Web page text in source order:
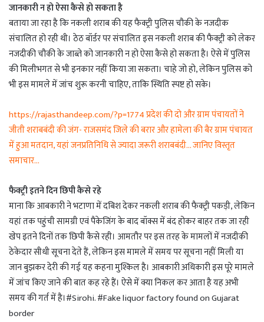
जानकारी न हो ऐसा कैसे हो सकता है
बताया जा रहा है कि नकली शराब की यह फैक्ट्री पुलिस चौकी के नजदीक
संचालित हो रही थी। ठेठ बॉर्डर पर संचालित इस नकली शराब की फैक्ट्री को लेकर
नजदीकी चौकी के जाब्ते को जानकारी न हो ऐसा कैसे हो सकता है। ऐसे में पुलिस
की मिलीभगत से भी इनकार नहीं किया जा सकता। चाहे जो हो, लेकिन पुलिस को
भी इस मामले में जांच शुरू करनी चाहिए, ताकि स्थिति स्पष्ट हो सके।
https://rajasthandeep.com/?p=1774 प्रदेश की दो और ग्राम पंचायतों ने
जीती शराबबंदी की जंग- राजसमंद जिले की बरार और हामेला की बैर ग्राम पंचायत
में हुआ मतदान, यहां जनप्रतिनिधि से ज्यादा जरूरी शराबबंदी… जानिए विस्तृत
समाचार…
फैक्ट्री इतने दिन छिपी कैसे रहे
माना कि आबकारी ने भटाणा में दबिश देकर नकली शराब की फैक्ट्री पकड़ी, लेकिन
यहां तक पहुंची सामग्री एवं पैकेजिंग के बाद बॉक्स में बंद होकर बाहर तक जा रही
खेप इतने दिनों तक छिपी कैसे रही। आमतौर पर इस तरह के मामलों में नजदीकी
ठेकेदार सीधी सूचना देते हैं, लेकिन इस मामले में समय पर सूचना नहीं मिली या
जान बुझकर देरी की गई यह कहना मुश्किल है। आबकारी अधिकारी इस पूरे मामले
में जांच किए जाने की बात कह रहे हैं। ऐसे में क्या निकल कर आता है यह अभी
समय की गर्त में है।#Sirohi. #Fake liquor factory found on Gujarat
border